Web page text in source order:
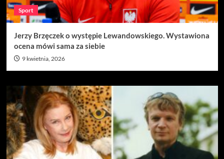
Sport
Jerzy Brzęczek o występie Lewandowskiego. Wystawiona
ocena mówi sama za siebie
9 kwietnia, 2026